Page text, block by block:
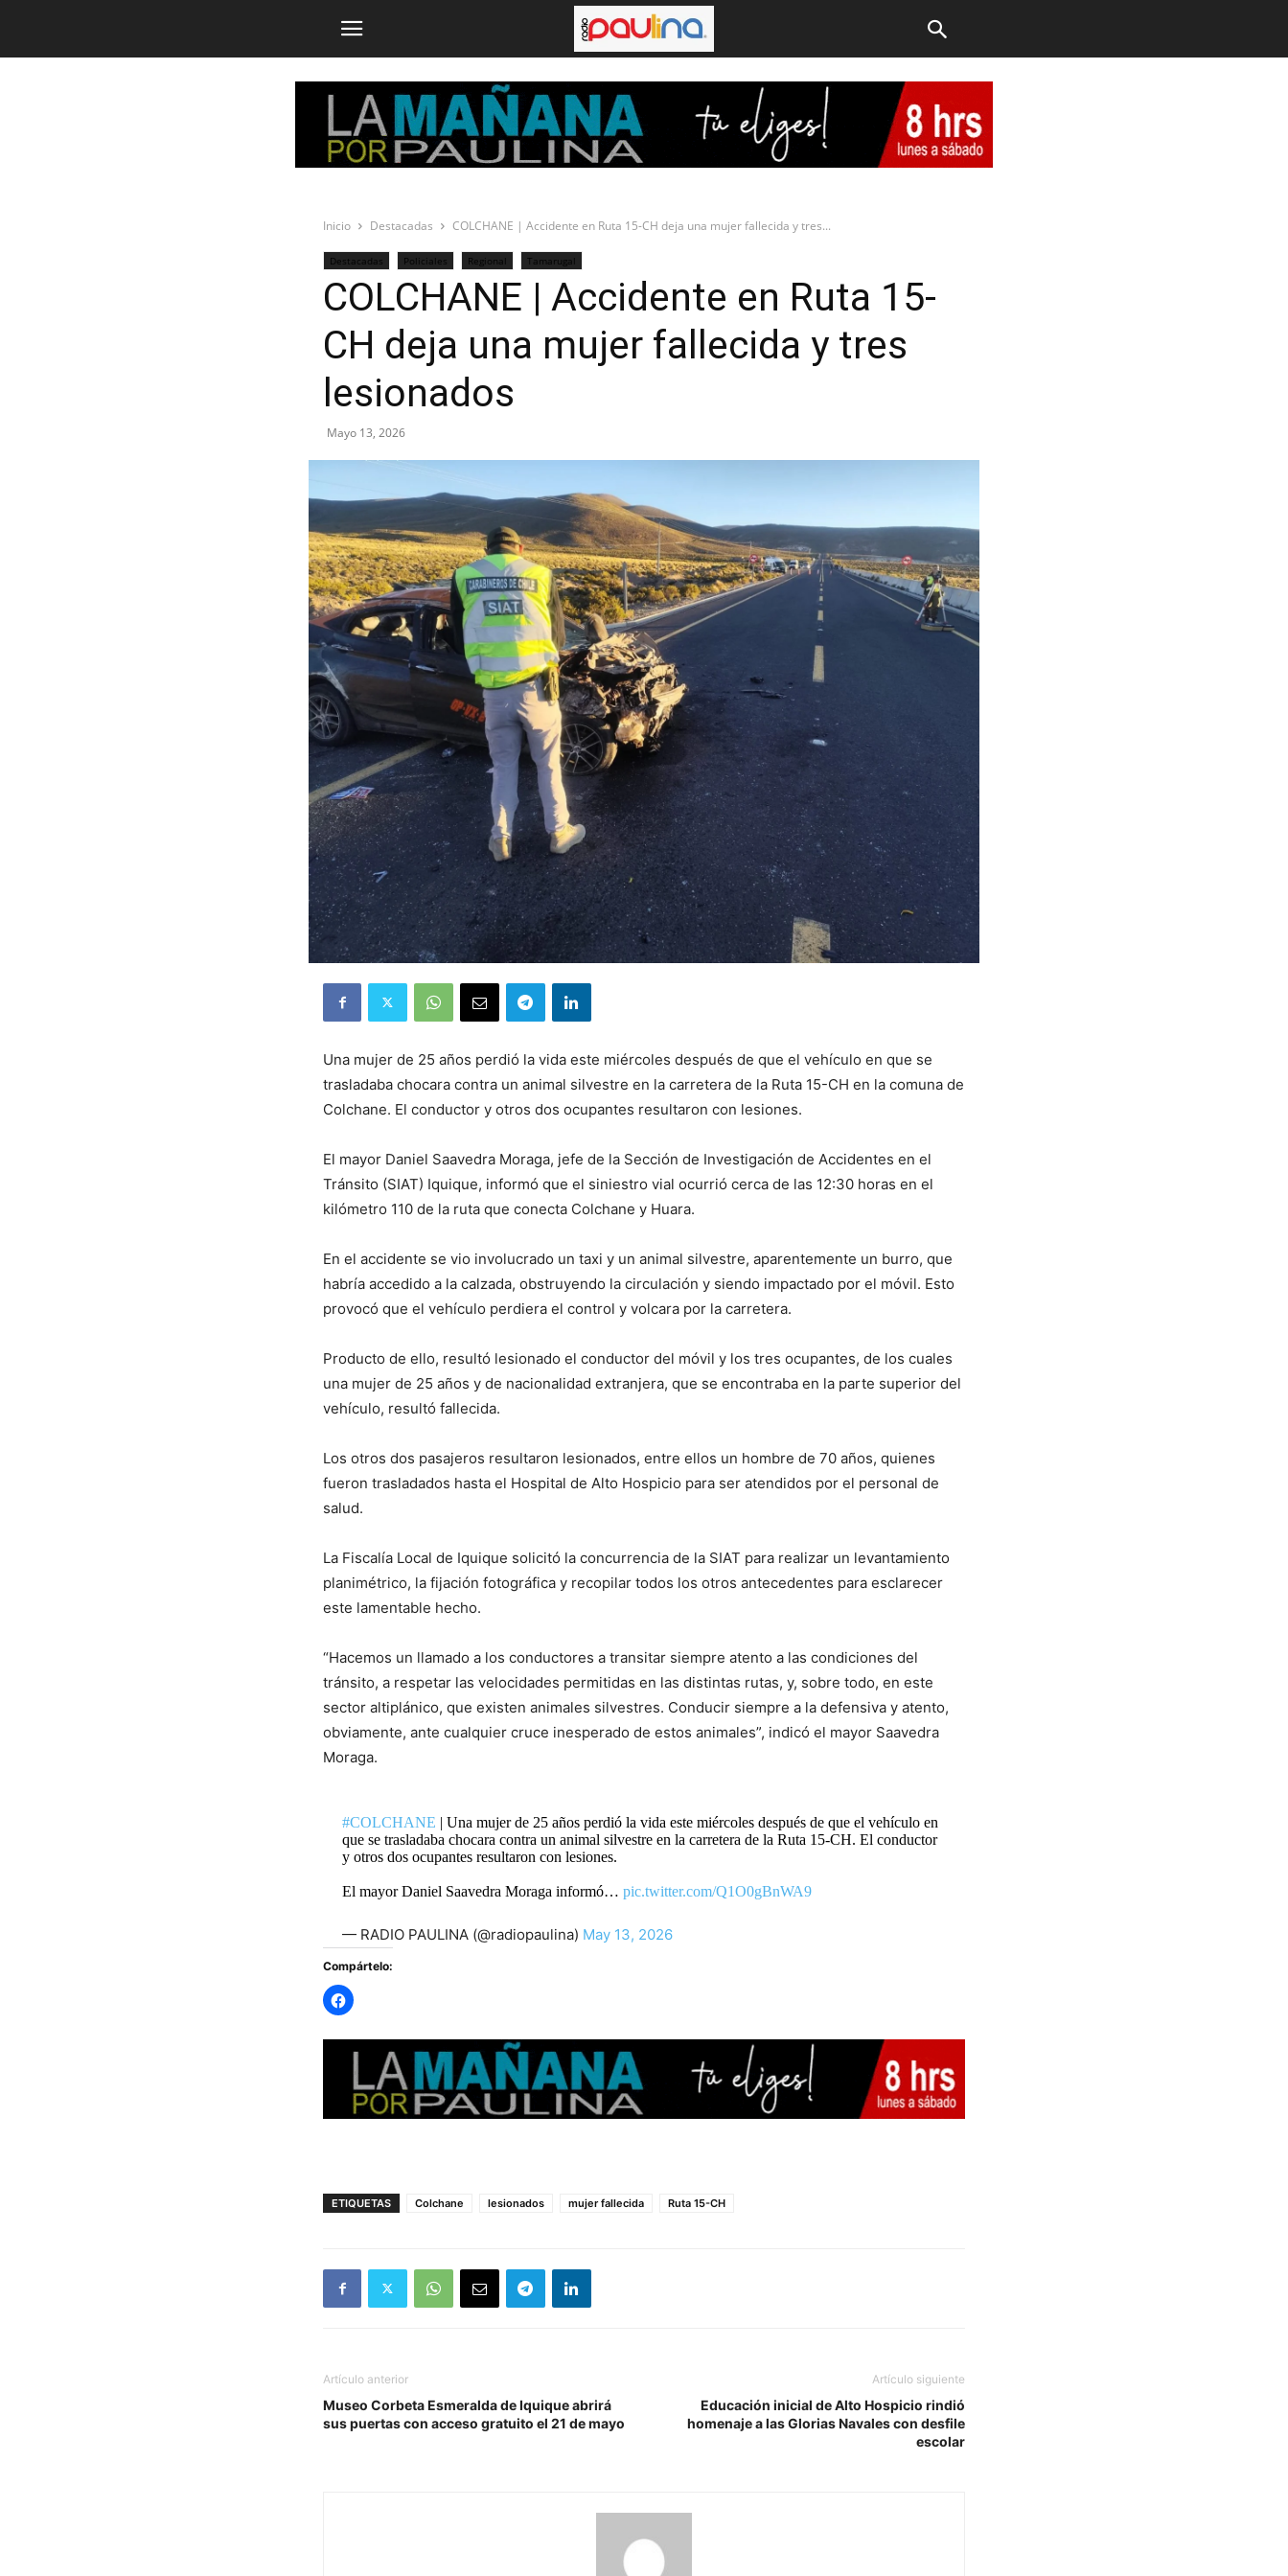
Inicio Destacadas COLCHANE | Accidente en Ruta 15-CH deja una mujer fallecida y tres...
Destacadas Policiales Regional Tamarugal
COLCHANE | Accidente en Ruta 15-
CH deja una mujer fallecida y tres
lesionados
Mayo 13, 2026
Una mujer de 25 años perdió la vida este miércoles después de que el vehículo en que se
trasladaba chocara contra un animal silvestre en la carretera de la Ruta 15-CH en la comuna de
Colchane. El conductor y otros dos ocupantes resultaron con lesiones.
El mayor Daniel Saavedra Moraga, jefe de la Sección de Investigación de Accidentes en el
Tránsito (SIAT) Iquique, informó que el siniestro vial ocurrió cerca de las 12:30 horas en el
kilómetro 110 de la ruta que conecta Colchane y Huara.
En el accidente se vio involucrado un taxi y un animal silvestre, aparentemente un burro, que
habría accedido a la calzada, obstruyendo la circulación y siendo impactado por el móvil. Esto
provocó que el vehículo perdiera el control y volcara por la carretera.
Producto de ello, resultó lesionado el conductor del móvil y los tres ocupantes, de los cuales
una mujer de 25 años y de nacionalidad extranjera, que se encontraba en la parte superior del
vehículo, resultó fallecida.
Los otros dos pasajeros resultaron lesionados, entre ellos un hombre de 70 años, quienes
fueron trasladados hasta el Hospital de Alto Hospicio para ser atendidos por el personal de
salud.
La Fiscalía Local de Iquique solicitó la concurrencia de la SIAT para realizar un levantamiento
planimétrico, la fijación fotográfica y recopilar todos los otros antecedentes para esclarecer
este lamentable hecho.
“Hacemos un llamado a los conductores a transitar siempre atento a las condiciones del
tránsito, a respetar las velocidades permitidas en las distintas rutas, y, sobre todo, en este
sector altiplánico, que existen animales silvestres. Conducir siempre a la defensiva y atento,
obviamente, ante cualquier cruce inesperado de estos animales”, indicó el mayor Saavedra
Moraga.
#COLCHANE | Una mujer de 25 años perdió la vida este miércoles después de que el vehículo en
que se trasladaba chocara contra un animal silvestre en la carretera de la Ruta 15-CH. El conductor
y otros dos ocupantes resultaron con lesiones.
El mayor Daniel Saavedra Moraga informó…pic.twitter.com/Q1O0gBnWA9
— RADIO PAULINA (@radiopaulina) May 13, 2026
Compártelo:
ETIQUETAS Colchane lesionados mujer fallecida Ruta 15-CH
Artículo anterior
Museo Corbeta Esmeralda de Iquique abrirá
sus puertas con acceso gratuito el 21 de mayo
Artículo siguiente
Educación inicial de Alto Hospicio rindió
homenaje a las Glorias Navales con desfile
escolar